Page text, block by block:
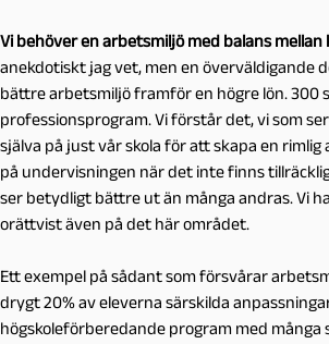
Vi behöver en arbetsmiljö med balans mellan
anekdotiskt jag vet, men en överväldigande
bättre arbetsmiljö framför en högre lön. 300
professionsprogram. Vi förstår det, vi som
själva på just vår skola för att skapa en
på undervisningen när det inte finns
ser betydligt bättre ut än många andras. Vi
orättvist även på det här området.
Ett exempel på sådant som försvårar
drygt 20% av eleverna särskilda
högskoleförberedande program med många